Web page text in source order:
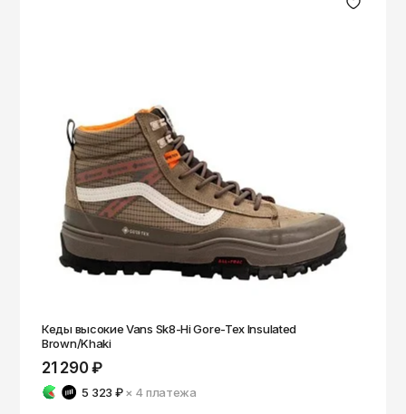
Кеды высокие Vans Sk8-Hi Gore-Tex Insulated
Brown/Khaki
21 290 ₽
5 323 ₽ × 4платежа